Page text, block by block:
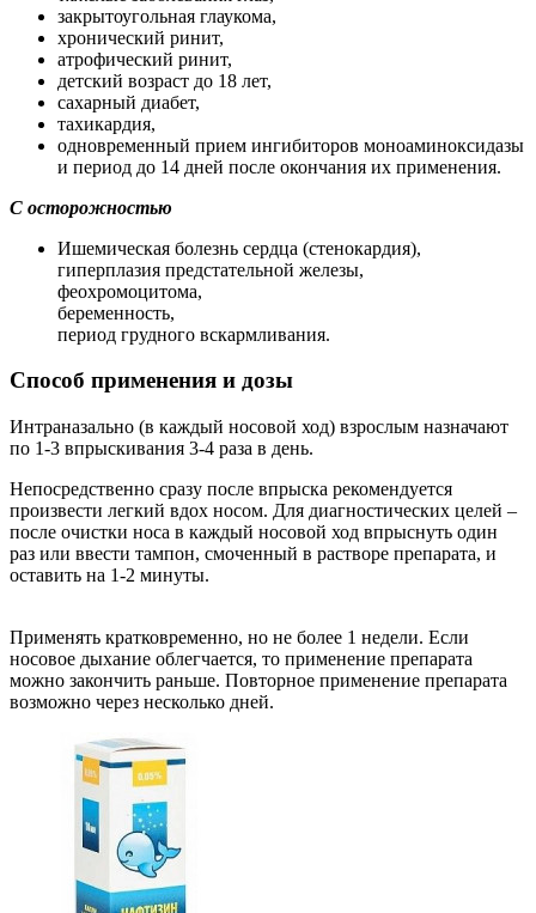
закрытоугольная глаукома,
хронический ринит,
атрофический ринит,
детский возраст до 18 лет,
сахарный диабет,
тахикардия,
одновременный прием ингибиторов моноаминоксидазы
и период до 14 дней после окончания их применения.
С осторожностью
Ишемическая болезнь сердца (стенокардия),
гиперплазия предстательной железы,
феохромоцитома,
беременность,
период грудного вскармливания.
Способ применения и дозы
Интраназально (в каждый носовой ход) взрослым назначают
по 1-3 впрыскивания 3-4 раза в день.
Непосредственно сразу после впрыска рекомендуется
произвести легкий вдох носом. Для диагностических целей –
после очистки носа в каждый носовой ход впрыснуть один
раз или ввести тампон, смоченный в растворе препарата, и
оставить на 1-2 минуты.
Применять кратковременно, но не более 1 недели. Если
носовое дыхание облегчается, то применение препарата
можно закончить раньше. Повторное применение препарата
возможно через несколько дней.